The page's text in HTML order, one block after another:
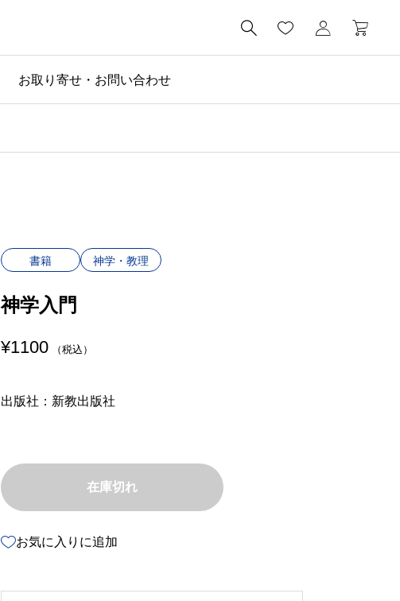

お取り寄せ・お問い合わせ
書籍 神学・教理
神学入門
¥1100 （税込）
出版社：新教出版社
在庫切れ
お気に入りに追加